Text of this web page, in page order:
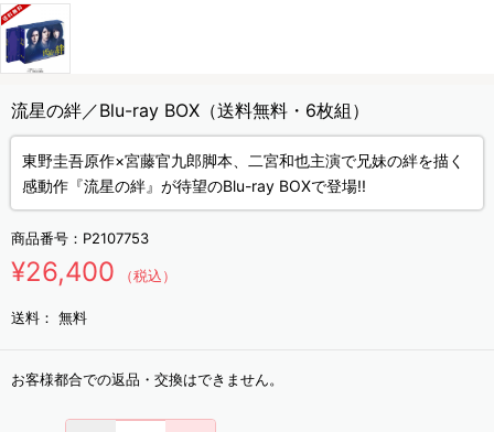
流星の絆／Blu-ray BOX（送料無料・6枚組）
東野圭吾原作×宮藤官九郎脚本、二宮和也主演で兄妹の絆を描く
感動作『流星の絆』が待望のBlu-ray BOXで登場!!
商品番号： P2107753
¥26,400 （税込）
送料： 無料
お客様都合での返品・交換はできません。